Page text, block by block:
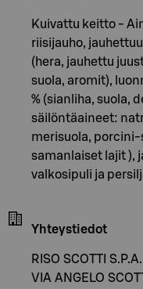
Kuivattu keitto -
riisijauho,
(hera, jauhettu
suola, aromit),
% (sianliha, suola,
säilöntäaineet:
merisuola, porcini-
samanlaiset lajit ),
valkosipuli ja
Yhteystiedot
RISO SCOTTI S.P.A.
VIA ANGELO